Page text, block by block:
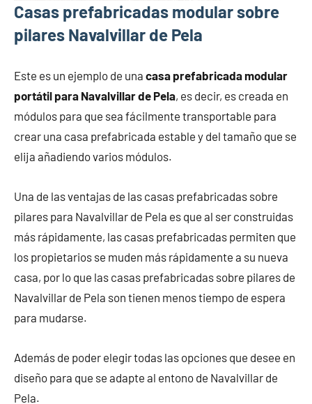
Casas prefabricadas modular sobre
pilares Navalvillar de Pela
Este es un ejemplo de una casa prefabricada modular
portátil para Navalvillar de Pela, es decir, es creada en
módulos para que sea fácilmente transportable para
crear una casa prefabricada estable y del tamaño que se
elija añadiendo varios módulos.
Una de las ventajas de las casas prefabricadas sobre
pilares para Navalvillar de Pela es que al ser construidas
más rápidamente, las casas prefabricadas permiten que
los propietarios se muden más rápidamente a su nueva
casa, por lo que las casas prefabricadas sobre pilares de
Navalvillar de Pela son tienen menos tiempo de espera
para mudarse.
Además de poder elegir todas las opciones que desee en
diseño para que se adapte al entono de Navalvillar de
Pela.